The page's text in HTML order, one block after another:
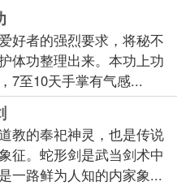
好者的强烈要求，将秘不
体功整理出来。本功上功
7至10天手掌有气感...
教的奉祀神灵，也是传说
征。蛇形剑是武当剑术中
一路鲜为人知的内家象...